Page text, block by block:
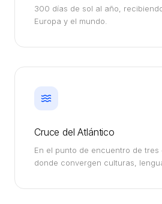
300 días de sol al año,
Europa y el mundo.
Cruce del Atlántico
En el punto de encuentro de
donde convergen culturas,